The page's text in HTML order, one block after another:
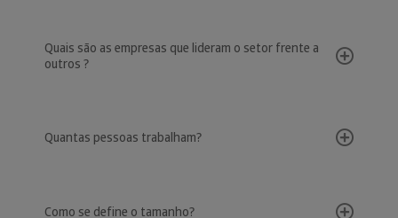
Quais são as empresas que lideram o setor frente a
outros ?
Quantas pessoas trabalham?
Como se define o tamanho?